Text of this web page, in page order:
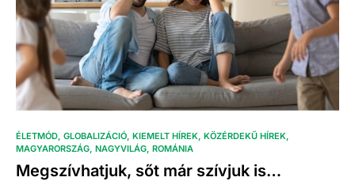
ÉLETMÓD GLOBALIZÁCIÓ KIEMELT HÍREK KÖZÉRDEKŰ HÍREK
MAGYARORSZÁG NAGYVILÁG ROMÁNIA
Megszívhatjuk, sőt már szívjuk is…